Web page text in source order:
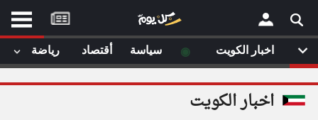
×اخبار الكويت
اخبار الكويت ◉ سياسة أقتصاد رياضة
موقع
كل
يوم